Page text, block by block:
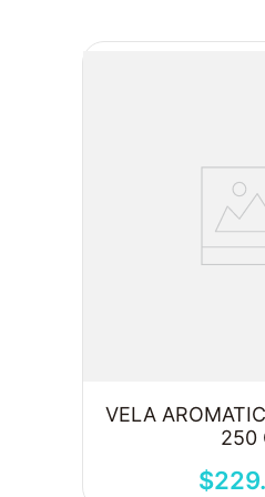
VELA
250
$229.